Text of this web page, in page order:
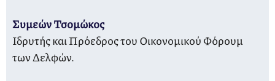
Συμεών Τσομώκος
Ιδρυτής και Πρόεδρος του Οικονομικού Φόρουμ
των Δελφών.